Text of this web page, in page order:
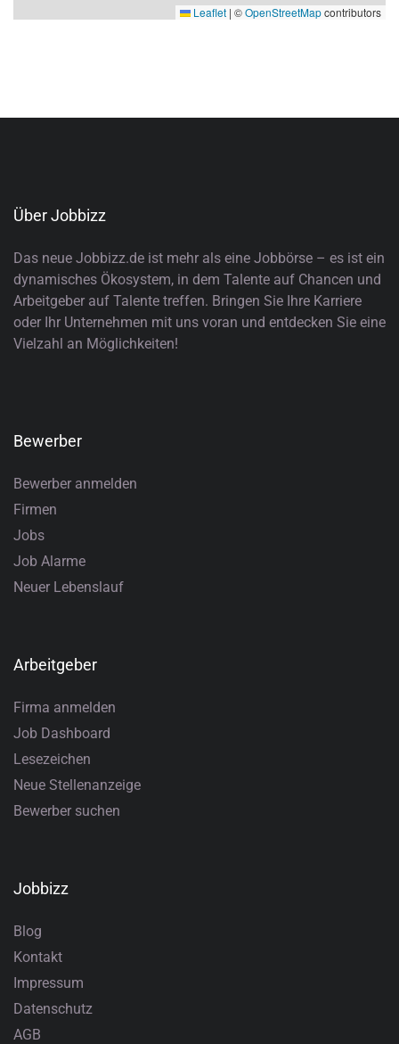
Leaflet | ©OpenStreetMapcontributors
Über Jobbizz
Das neue Jobbizz.de ist mehr als eine Jobbörse – es ist ein
dynamisches Ökosystem, in dem Talente auf Chancen und
Arbeitgeber auf Talente treffen. Bringen Sie Ihre Karriere
oder Ihr Unternehmen mit uns voran und entdecken Sie eine
Vielzahl an Möglichkeiten!
Bewerber
Bewerber anmelden
Firmen
Jobs
Job Alarme
Neuer Lebenslauf
Arbeitgeber
Firma anmelden
Job Dashboard
Lesezeichen
Neue Stellenanzeige
Bewerber suchen
Jobbizz
Blog
Kontakt
Impressum
Datenschutz
AGB